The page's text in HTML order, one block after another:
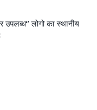
लोगो का स्थानीय